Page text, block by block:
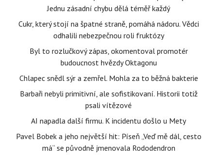
Jednu zásadní chybu dělá téměř každý
Cukr, který stojí na špatné straně, pomáhá nádoru. Vědci
odhalili nebezpečnou roli fruktózy
Byl to rozlučkový zápas, okomentoval promotér
budoucnost hvězdy Oktagonu
Chlapec snědl sýr a zemřel. Mohla za to běžná bakterie
Barbaři nebyli primitivní, ale sofistikovaní. Historii totiž
psali vítězové
AI napadla další firmu. K incidentu došlo u Mety
Pavel Bobek a jeho největší hit: Píseň „Veď mě dál, cesto
má“ se původně jmenovala Rododendron